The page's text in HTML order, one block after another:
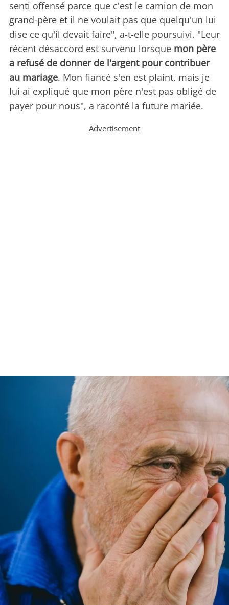
senti offensé parce que c'est le camion de mon
grand-père et il ne voulait pas que quelqu'un lui
dise ce qu'il devait faire", a-t-elle poursuivi. "Leur
récent désaccord est survenu lorsque mon père
a refusé de donner de l'argent pour contribuer
au mariage. Mon fiancé s'en est plaint, mais je
lui ai expliqué que mon père n'est pas obligé de
payer pour nous", a raconté la future mariée.
Advertisement